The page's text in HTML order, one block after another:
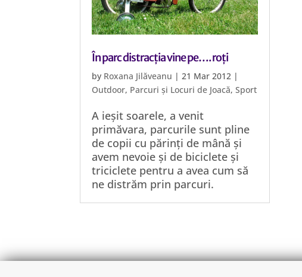
În parc distracția vine pe…. roți
by Roxana Jilăveanu |21 Mar 2012 |
Outdoor, Parcuri și Locuri de Joacă,Sport
A ieșit soarele, a venit
primăvara, parcurile sunt pline
de copii cu părinți de mână și
avem nevoie și de biciclete și
triciclete pentru a avea cum să
ne distrăm prin parcuri.